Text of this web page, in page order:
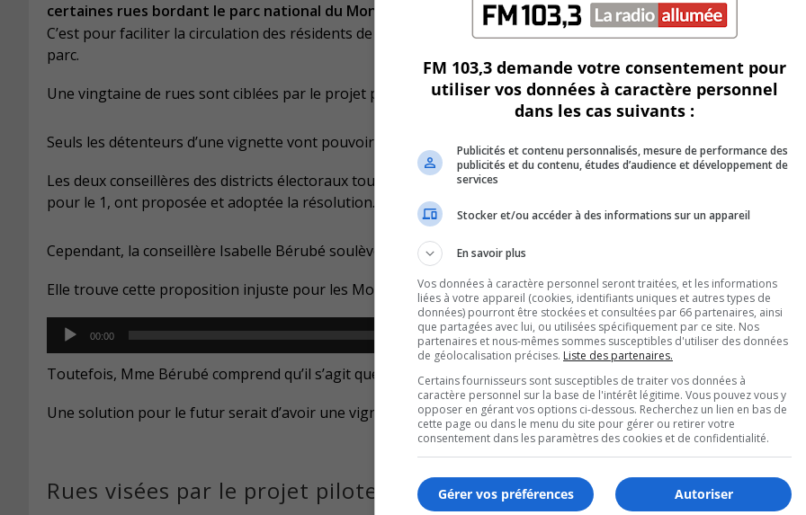
certaines rues bordant le parc national du Mont-Saint-Bruno.
C’est pour faciliter la circulation des résidents de ces rues qui normalement, sont monopolisées par les visiteurs
parc.
Une vingtaine de rues sont ciblées par le projet pilote, prévu pour une durée de 6 mois.
Seuls les détenteurs d’une vignette vont pouvoir s’y stationner.
Les deux conseillères des districts électoraux touchés par le projet, soit Marilou Alarie pour le district 6 et
pour le 1, ont proposée et adoptée la résolution.
Cependant, la conseillère Isabelle Bérubé soulève des réserves.
Elle trouve cette proposition injuste pour les Montarvillois qui aimerait bénéficier du parc national.
Audio
Player
00:00 00:00
or
Toutefois, Mme Bérubé comprend qu’il s’agit que d’un projet pilote.
Une solution pour le futur serait d’avoir une vignette pour tous les Montarvillois.
Rues visées par le projet pilote :
FM 103,3 demande votre consentement pour
utiliser vos données à caractère personnel
dans les cas suivants :
Publicités et contenu personnalisés, mesure de performance des
publicités et du contenu, études d’audience et développement de
services
Stocker et/ou accéder à des informations sur un appareil
En savoir plus
Vos données à caractère personnel seront traitées, et les informations
liées à votre appareil (cookies, identifiants uniques et autres types de
données) pourront être stockées et consultées par 66 partenaires, ainsi
que partagées avec lui, ou utilisées spécifiquement par ce site. Nos
partenaires et nous-mêmes sommes susceptibles d'utiliser des données
de géolocalisation précises. Liste des partenaires.
Certains fournisseurs sont susceptibles de traiter vos données à
caractère personnel sur la base de l'intérêt légitime. Vous pouvez vous y
opposer en gérant vos options ci-dessous. Recherchez un lien en bas de
cette page ou dans le menu du site pour gérer ou retirer votre
consentement dans les paramètres des cookies et de confidentialité.
Autoriser
Gérer vos préférences